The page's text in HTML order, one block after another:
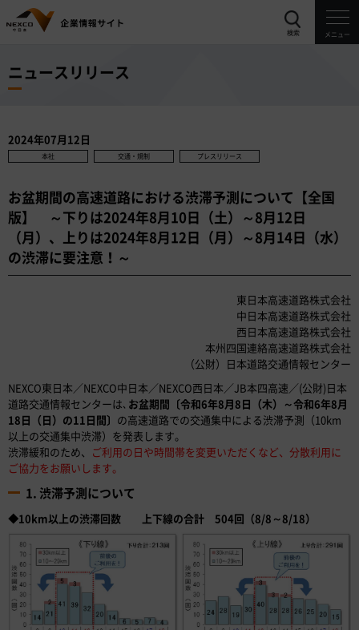
検索 メニュー
ニュースリリース
2024年07月12日
本社 交通・規制 プレスリリース
お盆期間の高速道路における渋滞予測について【全国
版】 ～下りは2024年8月10日（土）～8月12日
（月）、上りは2024年8月12日（月）～8月14日（水）
の渋滞に要注意！～
東日本高速道路株式会社
中日本高速道路株式会社
西日本高速道路株式会社
本州四国連絡高速道路株式会社
（公財）日本道路交通情報センター
NEXCO東日本／NEXCO中日本／NEXCO西日本／JB本四高速／(公財)日本
道路交通情報センターは､ お盆期間〔令和6年8月8日（木）～令和6年8月
18日（日）の11日間〕 の高速道路での交通集中による渋滞予測（10km
以上の交通集中渋滞）を発表します。
渋滞緩和のため、 ご利用の日や時間帯を変更いただくなど、分散利用に
ご協力をお願いします。
1. 渋滞予測について
◆10km以上の渋滞回数 上下線の合計 504回（8/8～8/18）